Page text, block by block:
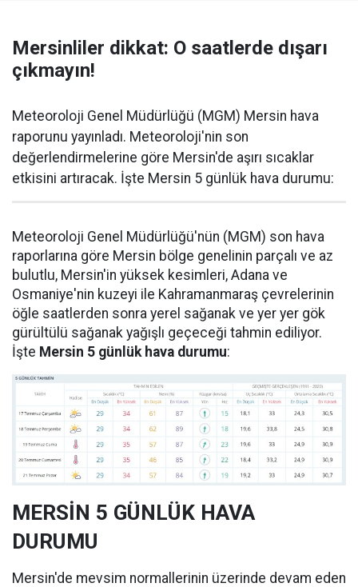
Mersinliler dikkat: O saatlerde dışarı
çıkmayın!
Meteoroloji Genel Müdürlüğü (MGM) Mersin hava
raporunu yayınladı. Meteoroloji'nin son
değerlendirmelerine göre Mersin'de aşırı sıcaklar
etkisini artıracak. İşte Mersin 5 günlük hava durumu:
Meteoroloji Genel Müdürlüğü'nün (MGM) son hava
raporlarına göre Mersin bölge genelinin parçalı ve az
bulutlu, Mersin'in yüksek kesimleri, Adana ve
Osmaniye'nin kuzeyi ile Kahramanmaraş çevrelerinin
öğle saatlerden sonra yerel sağanak ve yer yer gök
gürültülü sağanak yağışlı geçeceği tahmin ediliyor.
İşte Mersin 5 günlük hava durumu:
MERSİN 5 GÜNLÜK HAVA
DURUMU
Mersin'de mevsim normallerinin üzerinde devam eden